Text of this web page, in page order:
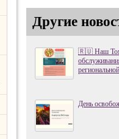
Другие
🇷🇺 Наш
День